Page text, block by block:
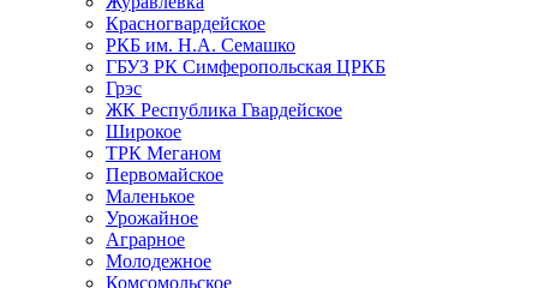
Красногвардейское
РКБ им. Н.А. Семашко
ГБУЗ РК Симферопольская ЦРКБ
Грэс
ЖК Республика Гвардейское
Широкое
ТРК Меганом
Первомайское
Маленькое
Урожайное
Аграрное
Молодежное
Комсомольское